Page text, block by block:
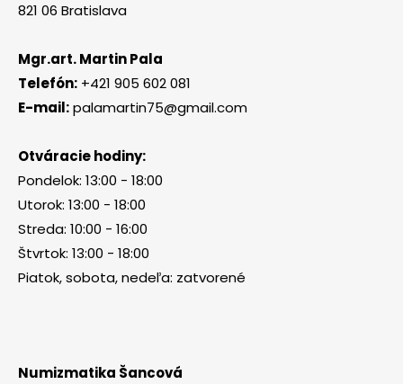
821 06 Bratislava
Mgr.art. Martin Pala
Telefón: +421 905 602 081
E-mail:palamartin75@gmail.com
Otváracie hodiny:
Pondelok: 13:00 - 18:00
Utorok: 13:00 - 18:00
Streda: 10:00 - 16:00
Štvrtok: 13:00 - 18:00
Piatok, sobota, nedeľa: zatvorené
Numizmatika Šancová